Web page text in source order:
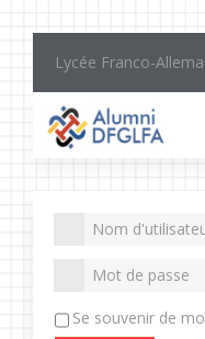
Lycée Franco-
Se souvenir de